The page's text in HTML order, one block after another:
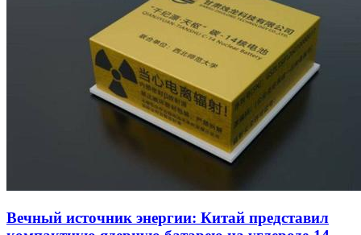
Вечный источник энергии: Китай представил